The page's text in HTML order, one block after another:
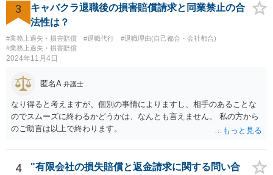
体が不合理と判断されるようなものではないため、就業規則・退職金
規程において「正当な理由なく会社の承認を得ずに退職した場合や引
継ぎを行わずに退職した場合に退職金を減額ないし不支給とする」旨
の条項が設けられている場合、その制約を受けることは考えられま
す。
3
キャバクラ退職後の損害賠償請求と同業禁止の合
法性は？
#業務上過失・損害賠償 #退職代行
#退職理由(自己都合・会社都合)
#業務上過失・損害賠償
2024年11月4日
匿名A 弁護士
なり得ると考えますが、個別の事情によりますし、相手のあることな
のでスムーズに終わるかどうかは、なんとも言えません。 私の方から
のご助言は以上で終わります。
4
"有限会社の損失賠償と返金請求に関する問い合